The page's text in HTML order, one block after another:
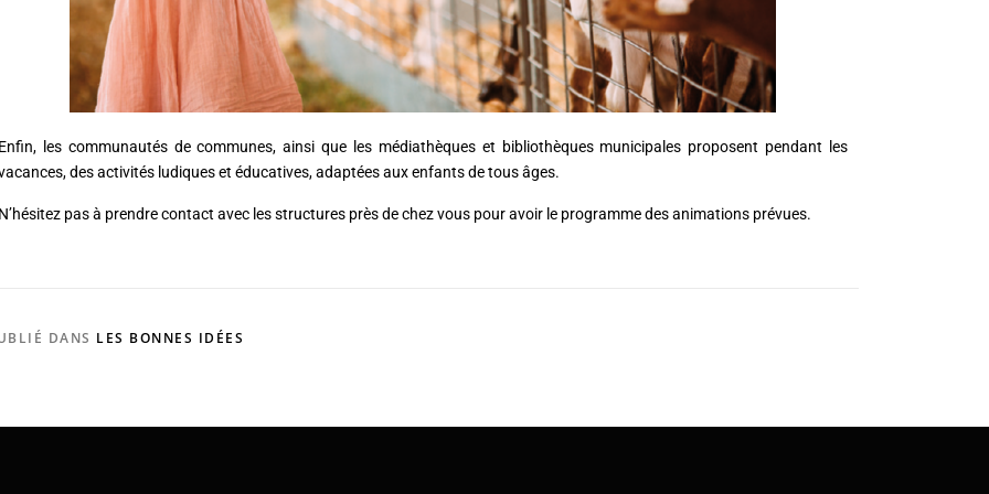
les communautés de communes, ainsi que les médiathèques et bibliothèques municipales proposent pendant les
des activités ludiques et éducatives, adaptées aux enfants de tous âges.
pas à prendre contact avec les structures près de chez vous pour avoir le programme des animations prévues.
DANS LES BONNES IDÉES